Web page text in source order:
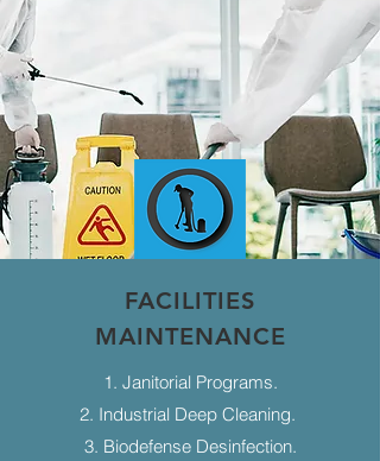
FACILITIES
MAINTENANCE
1. Janitorial Programs.
2. Industrial Deep Cleaning.
3. Biodefense Desinfection.